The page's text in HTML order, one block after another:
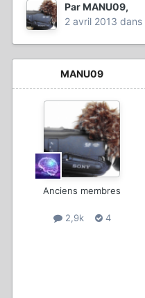
ParMANU09,
2 avril 2013 dans
MANU09
Anciens membres
2,9k 4